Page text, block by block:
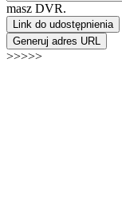
masz DVR.
Link do udostępnienia
Generuj adres URL
>>>>>